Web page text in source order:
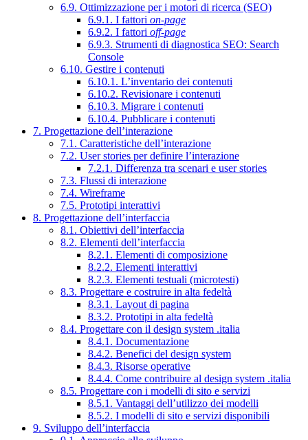
6.9. Ottimizzazione per i motori di ricerca (SEO)
6.9.1. I fattori on-page
6.9.2. I fattori off-page
6.9.3. Strumenti di diagnostica SEO: Search
Console
6.10. Gestire i contenuti
6.10.1. L’inventario dei contenuti
6.10.2. Revisionare i contenuti
6.10.3. Migrare i contenuti
6.10.4. Pubblicare i contenuti
7. Progettazione dell’interazione
7.1. Caratteristiche dell’interazione
7.2. User stories per definire l’interazione
7.2.1. Differenza tra scenari e user stories
7.3. Flussi di interazione
7.4. Wireframe
7.5. Prototipi interattivi
8. Progettazione dell’interfaccia
8.1. Obiettivi dell’interfaccia
8.2. Elementi dell’interfaccia
8.2.1. Elementi di composizione
8.2.2. Elementi interattivi
8.2.3. Elementi testuali (microtesti)
8.3. Progettare e costruire in alta fedeltà
8.3.1. Layout di pagina
8.3.2. Prototipi in alta fedeltà
8.4. Progettare con il design system .italia
8.4.1. Documentazione
8.4.2. Benefici del design system
8.4.3. Risorse operative
8.4.4. Come contribuire al design system .italia
8.5. Progettare con i modelli di sito e servizi
8.5.1. Vantaggi dell’utilizzo dei modelli
8.5.2. I modelli di sito e servizi disponibili
9. Sviluppo dell’interfaccia